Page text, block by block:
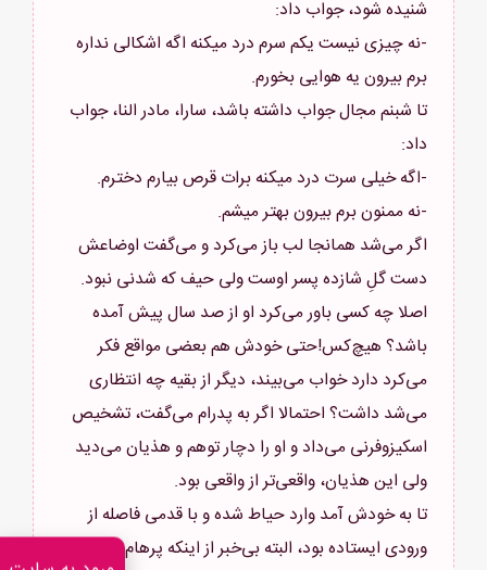
-نه چیزی نیست یکم سرم درد میکنه اگه اشکالی نداره
تا شبنم مجال جواب داشته باشد، سارا، مادر النا، جواب
اگر می‌شد همانجا لب باز می‌کرد و می‌گفت اوضاعش
دست گلِ شازده پسر اوست ولی حیف که شدنی نبود.
اصلا چه کسی باور می‌کرد او از صد سال پیش آمده
باشد؟ هیچ‌کس!حتی خودش هم بعضی مواقع فکر
می‌کرد دارد خواب می‌بیند، دیگر از بقیه چه انتظاری
می‌شد داشت؟ احتمالا اگر به پدرام می‌گفت، تشخیص
اسکیزوفرنی می‌داد و او را دچار توهم و هذیان می‌دید
تا به خودش آمد وارد حیاط شده و با قدمی فاصله از
ورودی ایستاده بود، البته بی‌خبر از اینکه پرهام با